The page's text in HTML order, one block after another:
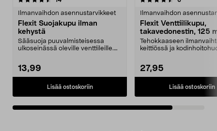
Ilmanvaihdon asennustarvikkeet
Flexit Suojakupu ilman
kehystä
Sääsuoja puuvalmisteisessa
ulkoseinässä oleville venttiileille.
13,99
Lisää ostoskoriin
Ilmanvaihdon
Flexit Venttiilikupu,
takavedonestin, 125
Tehokkaaseen
keittiössä ja
27,95
Lisää ostoskoriin